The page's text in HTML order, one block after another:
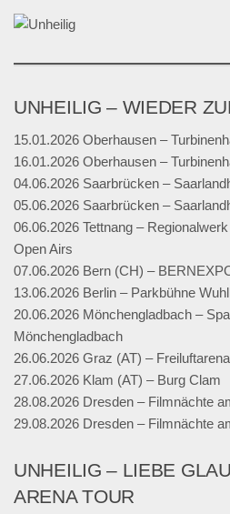
UNHEILIG – WIEDER
15.01.2026 Oberhausen –
16.01.2026 Oberhausen –
04.06.2026 Saarbrücken –
05.06.2026 Saarbrücken –
06.06.2026 Tettnang –
Open Airs
07.06.2026 Bern (CH) –
13.06.2026 Berlin – Parkbühne
20.06.2026 Mönchengladbach –
Mönchengladbach
26.06.2026 Graz (AT) –
27.06.2026 Klam (AT) – Burg Clam
28.08.2026 Dresden – Filmnächte
29.08.2026 Dresden – Filmnächte
UNHEILIG – LIEBE
ARENA TOUR